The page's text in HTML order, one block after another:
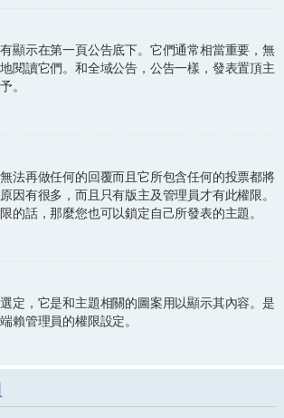
顯示在第一頁公告底下。它們通常相當重要，無
閱讀它們。和全域公告，公告一樣，發表置頂主
。
法再做任何的回覆而且它所包含任何的投票都將
因有很多，而且只有版主及管理員才有此權限。
的話，那麼您也可以鎖定自己所發表的主題。
定，它是和主題相關的圖案用以顯示其內容。是
賴管理員的權限設定。